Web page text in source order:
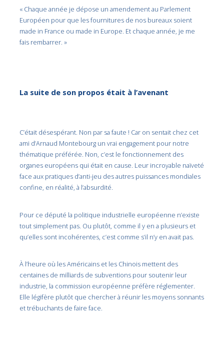
« Chaque année je dépose un amendement au Parlement
Européen pour que les fournitures de nos bureaux soient
made in France ou made in Europe. Et chaque année, je me
fais rembarrer. »
La suite de son propos était à l’avenant
C’était désespérant. Non par sa faute ! Car on sentait chez cet
ami d’Arnaud Montebourg un vrai engagement pour notre
thématique préférée. Non, c’est le fonctionnement des
organes européens qui était en cause. Leur incroyable naïveté
face aux pratiques d’anti-jeu des autres puissances mondiales
confine, en réalité, à l’absurdité.
Pour ce député la politique industrielle européenne n’existe
tout simplement pas. Ou plutôt, comme il y en a plusieurs et
qu’elles sont incohérentes, c’est comme s’il n’y en avait pas.
À l’heure où les Américains et les Chinois mettent des
centaines de milliards de subventions pour soutenir leur
industrie, la commission européenne préfère réglementer.
Elle légifère plutôt que chercher à réunir les moyens sonnants
et trébuchants de faire face.